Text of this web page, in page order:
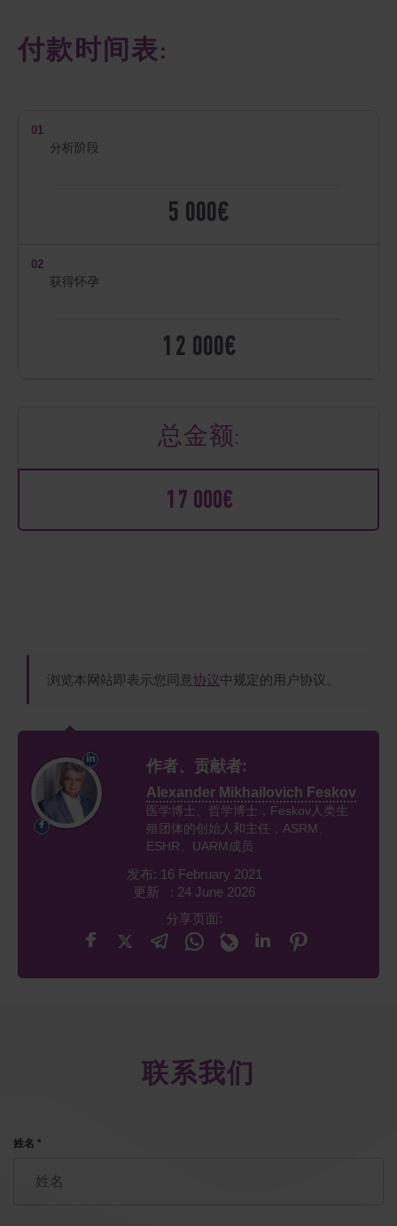
付款时间表:
01
分析阶段
5 000€
02
获得怀孕
12 000€
总金额:
17 000€
浏览本网站即表示您同意 协议中规定的用户协议。
作者、贡献者:
Alexander Mikhailovich Feskov
医学博士、哲学博士，Feskov人类生
殖团体的创始人和主任，ASRM、
ESHR、UARM成员
发布: 16 February 2021
更新 : 24 June 2026
分享页面:
联系我们
姓名 *